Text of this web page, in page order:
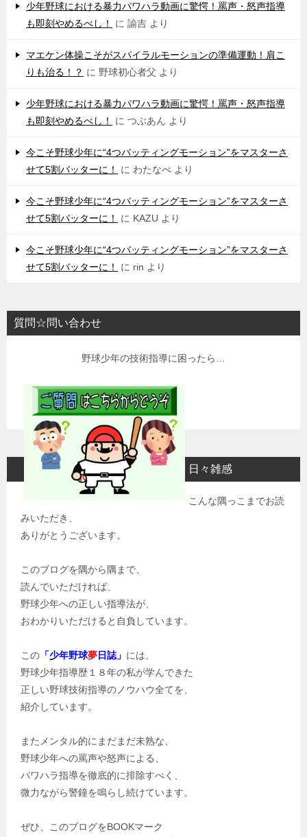
少年野球における暴力パワハラ動画に驚愕！罵声・怒声指導
も即刻やめるべし！
に 諭吉 より
マエケン体操こそがスパイラルモーションの準備運動！肩こ
りも治る！？ に 野球初心者父 より
少年野球における暴力パワハラ動画に驚愕！罵声・怒声指導
も即刻やめるべし！
に つぶあん より
今こそ野球少年に“4つバッティングモーション”をマスターさ
せて5割バッターに！
に わたなべ より
今こそ野球少年に“4つバッティングモーション”をマスターさ
せて5割バッターに！
に KAZU より
今こそ野球少年に“4つバッティングモーション”をマスターさ
せて5割バッターに！
に rin より
質問☆問い合わせ
野球少年の技術指導に困ったら…
日々雑感
こんな隅っこまでお読
みいただき、
ありがとうございます。
このブログを隅から隅まで、
読んでいただければ、
野球少年への正しい指導法が、
おわかりいただけると自負しています。
この 「少年野球夢日誌」 には、
野球少年指導歴１８年の私が学んできた
正しい野球技術指導のノウハウ全てを、
紹介しています。
またメンタル的にまだまだ未熟な、
野球少年への罵声や怒声による、
パワハラ指導を徹底的に排除すべく、
微力ながら警鐘を鳴らし続けています。
ぜひ、このブログをBOOKマーク